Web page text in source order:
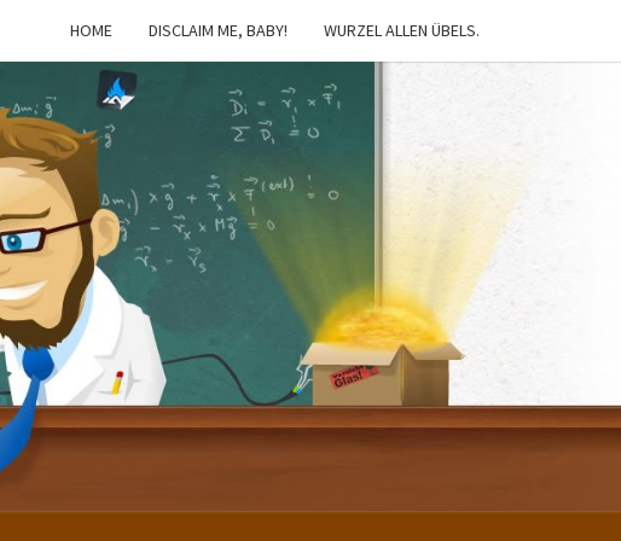
HOME DISCLAIM ME, BABY! WURZEL ALLEN ÜBELS.